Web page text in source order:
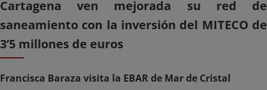
Cartagena ven mejorada su red de
saneamiento con la inversión del MITECO de
3’5 millones de euros
Francisca Baraza visita la EBAR de Mar de Cristal